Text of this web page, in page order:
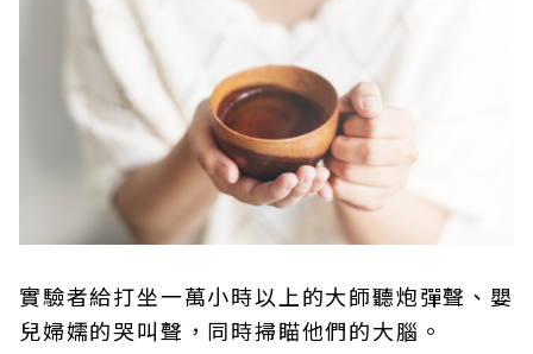
實驗者給打坐一萬小時以上的大師聽炮彈聲、嬰
兒婦嬬的哭叫聲，同時掃瞄他們的大腦。